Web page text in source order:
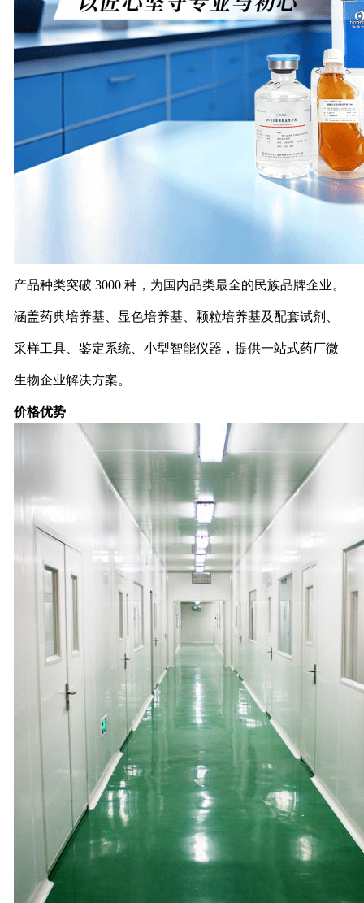
产品种类突破 3000 种，为国内品类最全的民族品牌企业。
涵盖药典培养基、显色培养基、颗粒培养基及配套试剂、
采样工具、鉴定系统、小型智能仪器，提供一站式药厂微
生物企业解决方案。
价格优势